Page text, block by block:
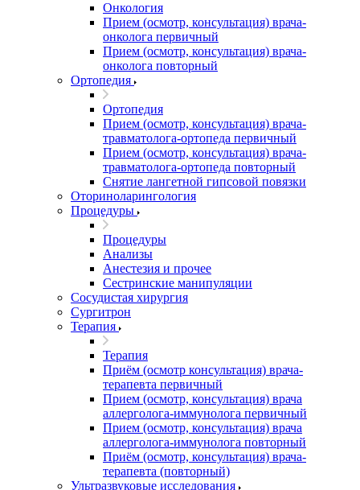
Онкология
Прием (осмотр, консультация) врача-
онколога первичный
Прием (осмотр, консультация) врача-
онколога повторный
Ортопедия
Ортопедия
Прием (осмотр, консультация) врача-
травматолога-ортопеда первичный
Прием (осмотр, консультация) врача-
травматолога-ортопеда повторный
Снятие лангетной гипсовой повязки
Оториноларингология
Процедуры
Процедуры
Анализы
Анестезия и прочее
Сестринские манипуляции
Сосудистая хирургия
Сургитрон
Терапия
Терапия
Приём (осмотр консультация) врача-
терапевта первичный
Прием (осмотр, консультация) врача
аллерголога-иммунолога первичный
Прием (осмотр, консультация) врача
аллерголога-иммунолога повторный
Приём (осмотр, консультация) врача-
терапевта (повторный)
Ультразвуковые исследования